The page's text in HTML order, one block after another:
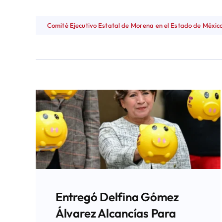
Comité Ejecutivo Estatal de Morena en el Estado de
Entregó Delfina Gómez
Álvarez Alcancías Para